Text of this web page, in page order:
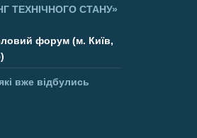
ТЕХНІЧНОГО СТАНУ»
форум (м. Київ,
вже відбулись